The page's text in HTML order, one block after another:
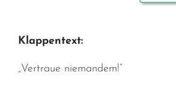
Klappentext:
„Vertraue niemandem!“